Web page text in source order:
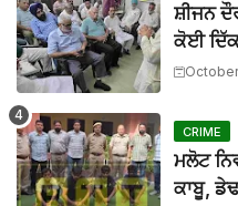
BTTNEWS-Mar 27 2026
ਮਾਨਯੋਗ ਜਸਟਿਸ ਸ੍ਰੀ
BTTNEWS-Mar 27 2026
ਬੀਟ ਕਾਰ ਨਾਲ ਟਕਰਾ ਕੇ
BTTNEWS-Aug 02 2026
ਸ਼ੀਜਨ
ਕੋਈ
CRIME
ਮਲੋਟ
ਕਾਬੂ,